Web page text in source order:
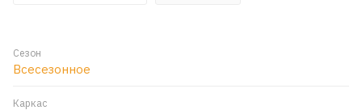
Сезон
Всесезонное
Каркас